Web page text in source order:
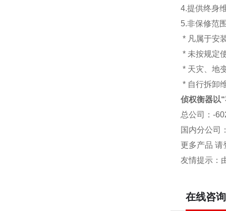
4.提供终身
5.非保修范
* 凡属于安
* 未按规定
* 天灾、地
* 自行拆卸
侦权衡器以
总公司
：-
国内分公司
更多产品 请
友情提示：
在线咨询